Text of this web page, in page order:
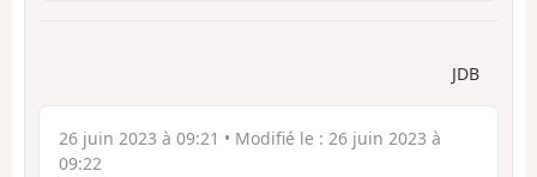
JDB
26 juin 2023 à 09:21 • Modifié le : 26 juin 2023 à
09:22